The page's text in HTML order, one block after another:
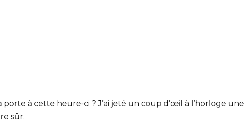
à cette heure-ci ? J’ai jeté un coup d’œil à l’horloge une
sûr.